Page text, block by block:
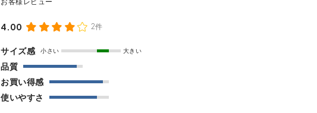
4.00 2件
サイズ感 小さい 大きい
品質
お買い得感
使いやすさ